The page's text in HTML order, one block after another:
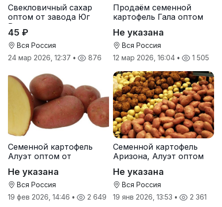
Свекловичный сахар
оптом от завода Юг
Руси
45 ₽
Вся Россия
24 мар 2026, 12:37 • 876
Продаём семенной
картофель Гала оптом
Не указана
Вся Россия
12 мар 2026, 16:04 • 1 505
Семенной картофель
Алуэт оптом от
Не указана
Вся Россия
19 фев 2026, 14:46 • 2 649
Семенной картофель
Аризона, Алуэт оптом
Не указана
Вся Россия
19 янв 2026, 13:53 • 2 361